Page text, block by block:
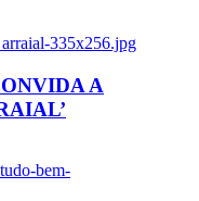
335x256.jpg
A
bem-